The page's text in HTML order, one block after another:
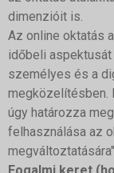
dimenzióit is.
Az online oktatás
időbeli
személyes és a
megközelítésben.
úgy határozza
felhasználása az